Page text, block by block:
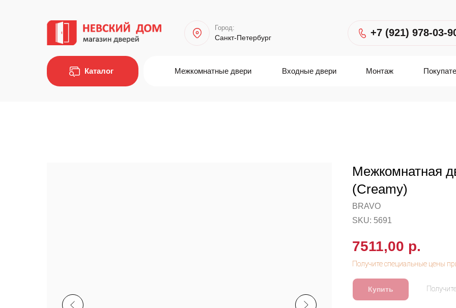
Город:
Санкт-Петербург +7 (921) 978-03-
Каталог Монтаж
Входные двери
Межкомнатные двери
Межкомнатная
(Creamy)
BRAVO
SKU: 5691
7511,00 р.
Купить